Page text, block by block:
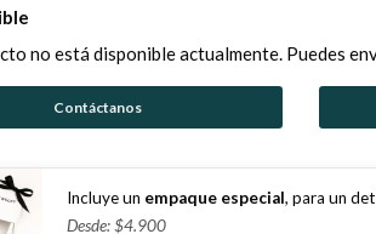
no está disponible actualmente. Puedes
Contáctanos
Incluye un empaque especial, para un
Desde: $4.900